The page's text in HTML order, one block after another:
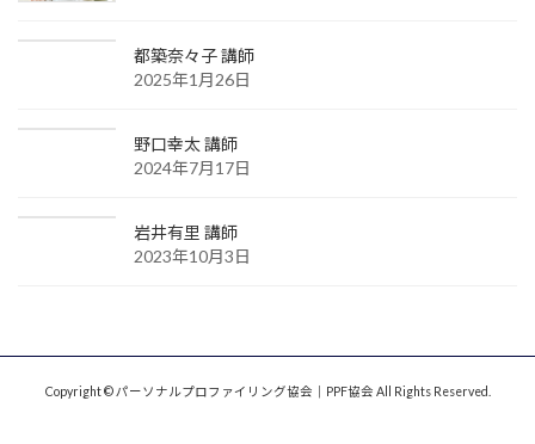
都築奈々子 講師
2025年1月26日
野口幸太 講師
2024年7月17日
岩井有里 講師
2023年10月3日
Copyright © パーソナルプロファイリング協会｜PPF協会 All Rights Reserved.